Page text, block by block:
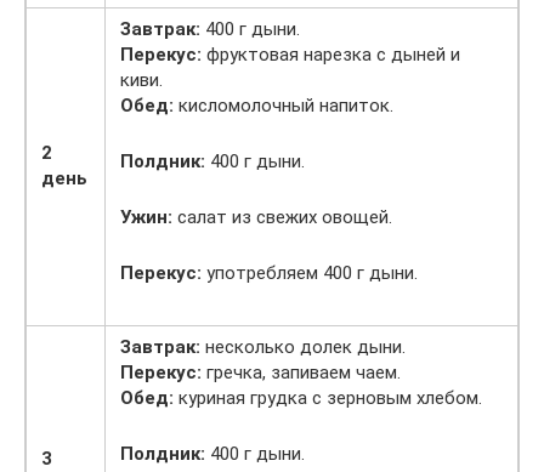
2
день
Завтрак: 400 г дыни.
Перекус: фруктовая нарезка с дыней и
киви.
Обед: кисломолочный напиток.
Полдник: 400 г дыни.
Ужин: салат из свежих овощей.
Перекус: употребляем 400 г дыни.
3
Завтрак: несколько долек дыни.
Перекус: гречка, запиваем чаем.
Обед: куриная грудка с зерновым хлебом.
Полдник: 400 г дыни.